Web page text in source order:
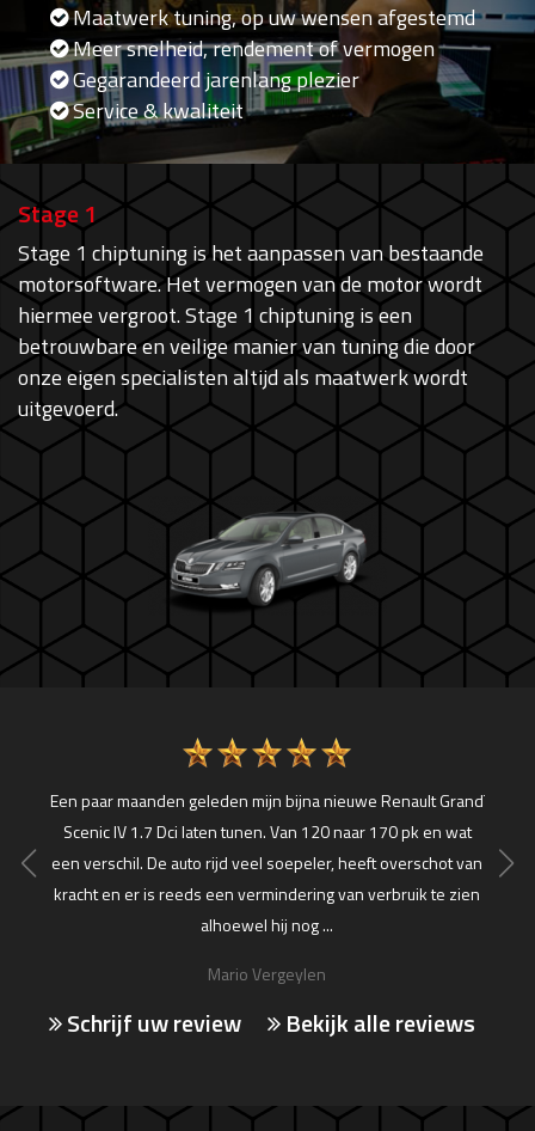
Maatwerk tuning, op uw wensen afgestemd
Meer snelheid, rendement of vermogen
Gegarandeerd jarenlang plezier
Service & kwaliteit
Stage 1
Stage 1 chiptuning is het aanpassen van bestaande
motorsoftware. Het vermogen van de motor wordt
hiermee vergroot. Stage 1 chiptuning is een
betrouwbare en veilige manier van tuning die door
onze eigen specialisten altijd als maatwerk wordt
uitgevoerd.
Een paar maanden geleden mijn bijna nieuwe Renault Grand
Scenic IV 1.7 Dci laten tunen. Van 120 naar 170 pk en wat
een verschil. De auto rijd veel soepeler, heeft overschot van
kracht en er is reeds een vermindering van verbruik te zien
alhoewel hij nog ...
Mario Vergeylen
Schrijf uw review Bekijk alle reviews